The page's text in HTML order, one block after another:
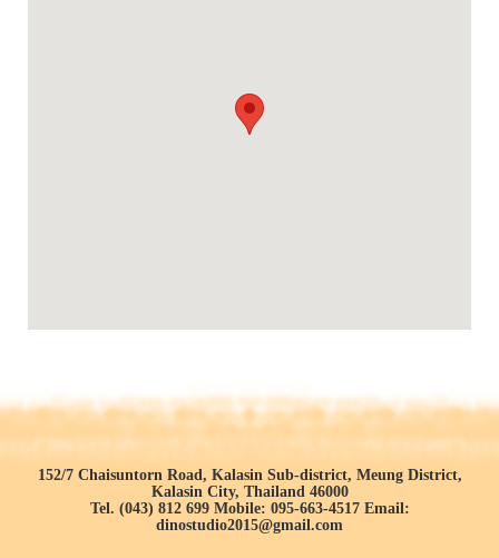
152/7 Chaisuntorn Road, Kalasin Sub-district, Meung District,
Kalasin City, Thailand 46000
Tel. (043) 812 699 Mobile: 095-663-4517 Email:
dinostudio2015@gmail.com